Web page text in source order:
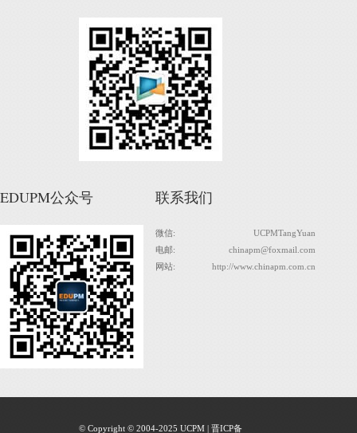
EDUPM公众号 联系我们
微信:
UCPMTangYuan
电邮:
chinapm@foxmail.com
网站:
http://www.chinapm.com.cn
© Copyright © 2004-2025 UCPM | 晋ICP备